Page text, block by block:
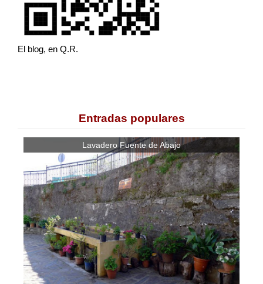
El blog, en Q.R.
Entradas populares
Lavadero Fuente de Abajo